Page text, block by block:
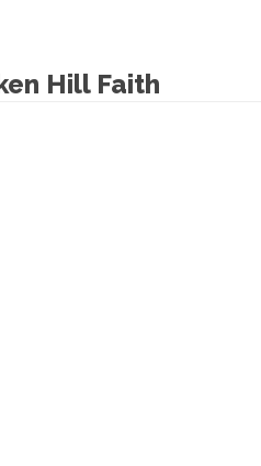
Hill Faith